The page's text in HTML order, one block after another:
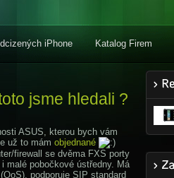
iPhone Katalog Firem
jsme hledali ?
ASUS, kterou bych vám
už to mám objednané
firewall se dvěma FXS porty
malé pobočkové ústředny. Má
podporuje SIP standard